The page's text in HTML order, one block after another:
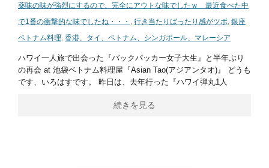
薬味の味が強烈にするので、完全にアウトな味でしたｗ 最近食べた中
で1番の衝撃的な味でしたね・・・ , 行き当たりばったり感がツボ, 銀座
ベトナム料理, 香港、タイ、ベトナム、シンガポール、マレーシア
ハワイ一人旅で出会った『バックパッカー女子大生』と半年ぶり
の再会 at 池袋ベトナム料理屋『Asian Tao(アジアンタオ)』 どうも
です、いろはすです。 昨日は、去年行った『ハワイ弾丸1人
続きを見る